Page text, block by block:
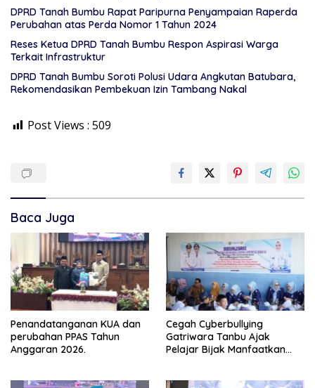
DPRD Tanah Bumbu Rapat Paripurna Penyampaian Raperda
Perubahan atas Perda Nomor 1 Tahun 2024
Reses Ketua DPRD Tanah Bumbu Respon Aspirasi Warga
Terkait Infrastruktur
DPRD Tanah Bumbu Soroti Polusi Udara Angkutan Batubara,
Rekomendasikan Pembekuan Izin Tambang Nakal
Post Views : 509
Baca Juga
Penandatanganan KUA dan
perubahan PPAS Tahun
Anggaran 2026.
Cegah Cyberbullying
Gatriwara Tanbu Ajak
Pelajar Bijak Manfaatkan